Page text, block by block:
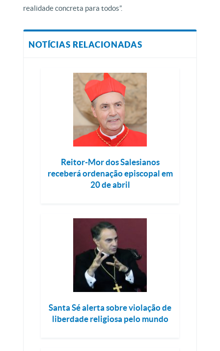
realidade concreta para todos”.
NOTÍCIAS RELACIONADAS
Reitor-Mor dos Salesianos
receberá ordenação episcopal em
20 de abril
Santa Sé alerta sobre violação de
liberdade religiosa pelo mundo